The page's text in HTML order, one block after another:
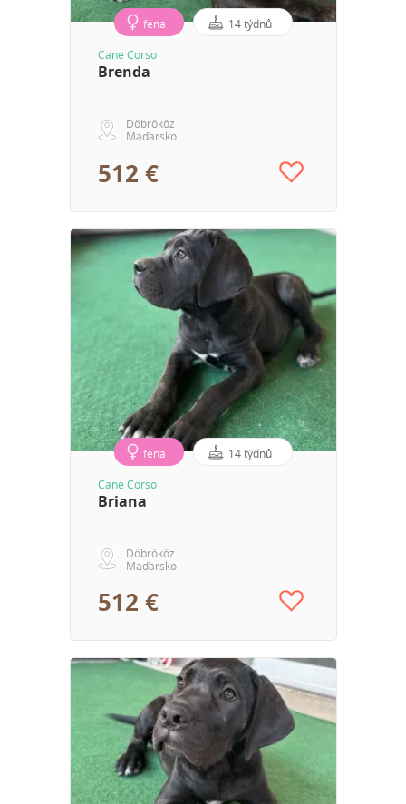
fena 14 týdnů
Cane Corso
Brenda
Döbrököz
Maďarsko
512 €
fena 14 týdnů
Cane Corso
Briana
Döbrököz
Maďarsko
512 €